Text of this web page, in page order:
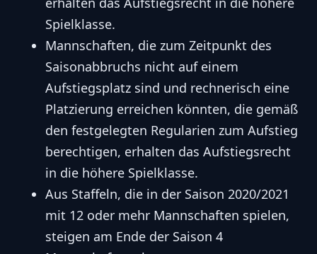
Spielklasse.
Mannschaften, die zum Zeitpunkt des
Saisonabbruchs nicht auf einem
Aufstiegsplatz sind und rechnerisch eine
Platzierung erreichen könnten, die gemäß
den festgelegten Regularien zum Aufstieg
berechtigen, erhalten das Aufstiegsrecht
in die höhere Spielklasse.
Aus Staffeln, die in der Saison 2020/2021
mit 12 oder mehr Mannschaften spielen,
steigen am Ende der Saison 4